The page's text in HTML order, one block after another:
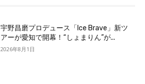
宇野昌磨プロデュース「Ice Brave」新ツ
アーが愛知で開幕！“しょまりん”が...
2026年8月1日